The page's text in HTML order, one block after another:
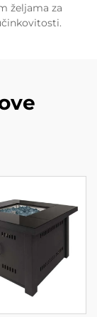
željama za